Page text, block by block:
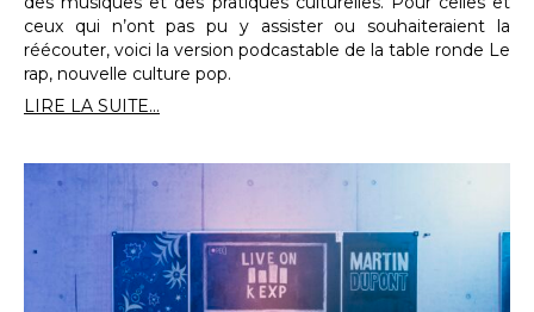
ceux qui n’ont pas pu y assister ou souhaiteraient la
réécouter, voici la version podcastable de la table ronde Le
rap, nouvelle culture pop.
LIRE LA SUITE...